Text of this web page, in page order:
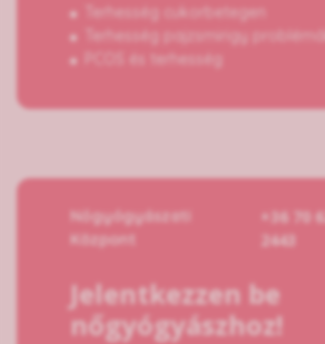
Terhesség cukorbetegen
Terhesség pajzsmirigy
PCOS és terhesség
Nőgyógyászati
Központ
+36 70
2443
Jelentkezzen be
nőgyógyászhoz!